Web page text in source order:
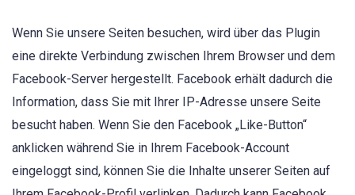
Wenn Sie unsere Seiten besuchen, wird über das Plugin
eine direkte Verbindung zwischen Ihrem Browser und dem
Facebook-Server hergestellt. Facebook erhält dadurch die
Information, dass Sie mit Ihrer IP-Adresse unsere Seite
besucht haben. Wenn Sie den Facebook „Like-Button“
anklicken während Sie in Ihrem Facebook-Account
eingeloggt sind, können Sie die Inhalte unserer Seiten auf